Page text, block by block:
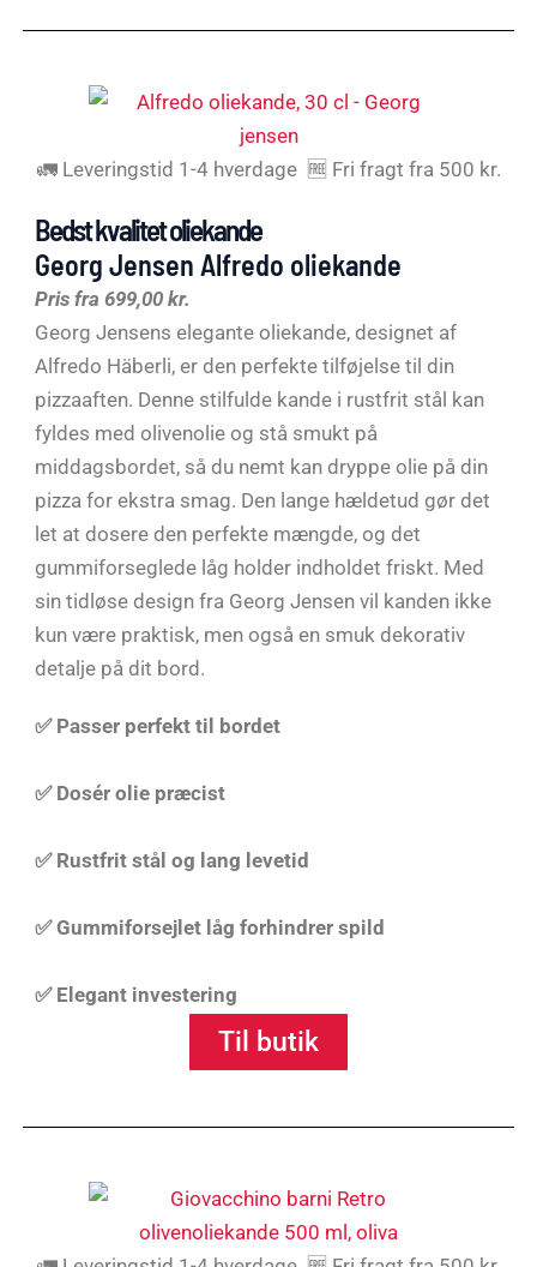
🚛 Leveringstid 1-4 hverdage 🆓 Fri fragt fra 500 kr.
Bedst kvalitet oliekande
Georg Jensen Alfredo oliekande
Pris fra 699,00 kr.
Georg Jensens elegante oliekande, designet af
Alfredo Häberli, er den perfekte tilføjelse til din
pizzaaften. Denne stilfulde kande i rustfrit stål kan
fyldes med olivenolie og stå smukt på
middagsbordet, så du nemt kan dryppe olie på din
pizza for ekstra smag. Den lange hældetud gør det
let at dosere den perfekte mængde, og det
gummiforseglede låg holder indholdet friskt. Med
sin tidløse design fra Georg Jensen vil kanden ikke
kun være praktisk, men også en smuk dekorativ
detalje på dit bord.
✅ Passer perfekt til bordet
✅ Dosér olie præcist
✅ Rustfrit stål og lang levetid
✅ Gummiforsejlet låg forhindrer spild
✅ Elegant investering
Til butik